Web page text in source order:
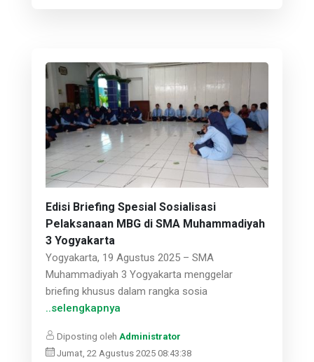
Edisi Briefing Spesial Sosialisasi
Pelaksanaan MBG di SMA Muhammadiyah
3 Yogyakarta
Yogyakarta, 19 Agustus 2025 – SMA
Muhammadiyah 3 Yogyakarta menggelar
briefing khusus dalam rangka sosia
..selengkapnya
Diposting oleh Administrator
Jumat, 22 Agustus 2025 08:43:38